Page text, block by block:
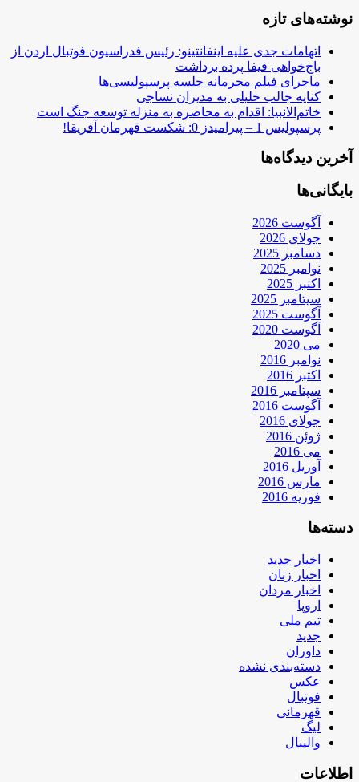
نوشته‌های تازه
اتهامات جدی علیه اینفانتینو: رئیس فدراسیون فوتبال اردن از
باج‌خواهی فیفا پرده برداشت
ماجرای فیلم محرمانه جلسه پرسپولیسی‌ها
کنایه جالب خلیلی به مدیران نساجی
خاتم‌الانبیا: اقدام به محاصره به منزله توسعه جنگ است
پرسپولیس 1 – پیرامیدز 0: شکست قهرمان آفریقا!
آخرین دیدگاه‌ها
بایگانی‌ها
آگوست 2026
جولای 2026
دسامبر 2025
نوامبر 2025
اکتبر 2025
سپتامبر 2025
آگوست 2025
آگوست 2020
می 2020
نوامبر 2016
اکتبر 2016
سپتامبر 2016
آگوست 2016
جولای 2016
ژوئن 2016
می 2016
آوریل 2016
مارس 2016
فوریه 2016
دسته‌ها
اخبار جدید
اخبار زنان
اخبار مردان
اروپا
تیم ملی
جدید
داوران
دسته‌بندی نشده
عکس
فوتبال
قهرمانی
لیگ
والیبال
اطلاعات